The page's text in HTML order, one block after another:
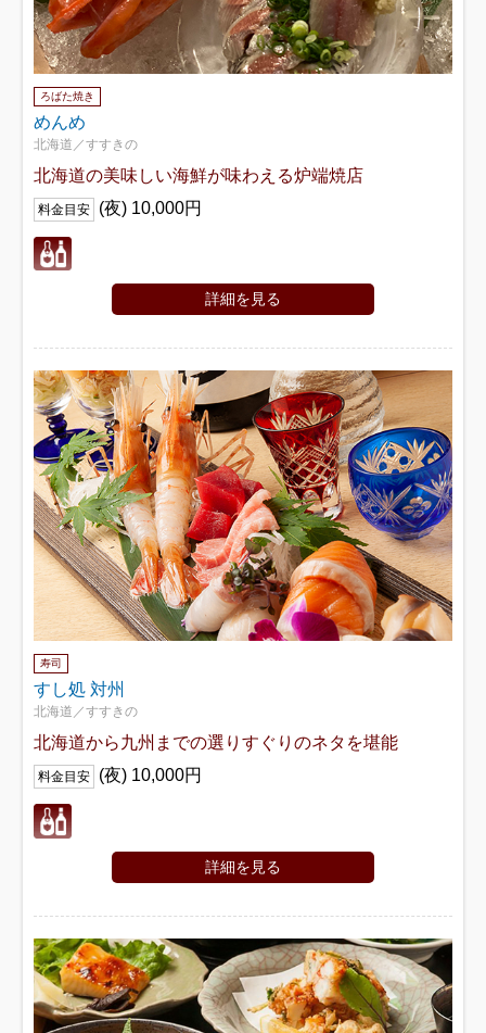
ろばた焼き
めんめ
北海道／すすきの
北海道の美味しい海鮮が味わえる炉端焼店
料金目安 (夜) 10,000円
詳細を見る
寿司
すし処 対州
北海道／すすきの
北海道から九州までの選りすぐりのネタを堪能
料金目安 (夜) 10,000円
詳細を見る